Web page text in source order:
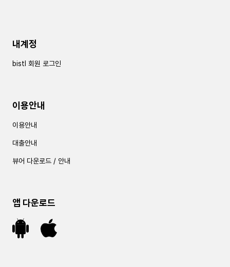
내계정
bistl 회원 로그인
이용안내
이용안내
대출안내
뷰어 다운로드 / 안내
앱 다운로드